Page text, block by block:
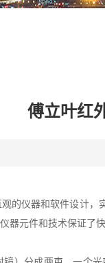
傅立叶红
的仪器和软件设计
器元件和技术保证了